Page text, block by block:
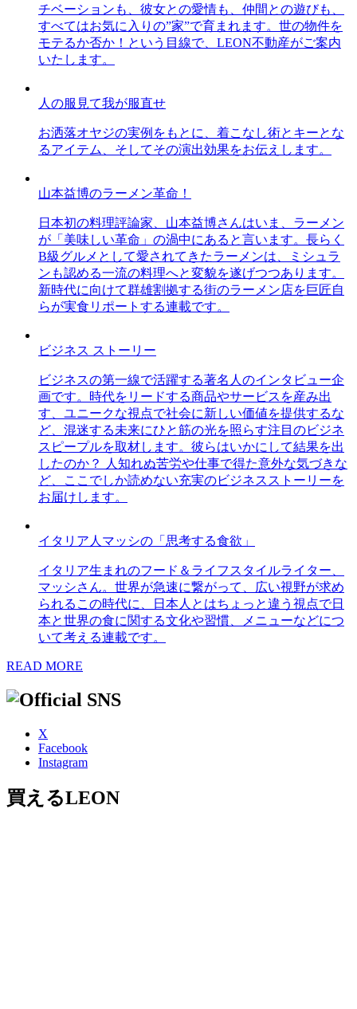
チベーションも、彼女との愛情も、仲間との遊びも、
すべてはお気に入りの”家”で育まれます。世の物件を
モテるか否か！という目線で、LEON不動産がご案内
いたします。
人の服見て我が服直せ
お洒落オヤジの実例をもとに、着こなし術とキーとな
るアイテム、そしてその演出効果をお伝えします。
山本益博のラーメン革命！
日本初の料理評論家、山本益博さんはいま、ラーメン
が「美味しい革命」の渦中にあると言います。長らく
B級グルメとして愛されてきたラーメンは、ミシュラ
ンも認める一流の料理へと変貌を遂げつつあります。
新時代に向けて群雄割拠する街のラーメン店を巨匠自
らが実食リポートする連載です。
ビジネス ストーリー
ビジネスの第一線で活躍する著名人のインタビュー企
画です。時代をリードする商品やサービスを産み出
す、ユニークな視点で社会に新しい価値を提供するな
ど、混迷する未来にひと筋の光を照らす注目のビジネ
スピープルを取材します。彼らはいかにして結果を出
したのか？ 人知れぬ苦労や仕事で得た意外な気づきな
ど、ここでしか読めない充実のビジネスストーリーを
お届けします。
イタリア人マッシの「思考する食欲」
イタリア生まれのフード＆ライフスタイルライター、
マッシさん。世界が急速に繋がって、広い視野が求め
られるこの時代に、日本人とはちょっと違う視点で日
本と世界の食に関する文化や習慣、メニューなどにつ
いて考える連載です。
READ MORE
X
Facebook
Instagram
買えるLEON